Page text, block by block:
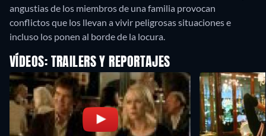
angustias de los miembros de una familia provocan
conflictos que los llevan a vivir peligrosas situaciones e
incluso los ponen al borde de la locura.
VÍDEOS: TRAILERS Y REPORTAJES